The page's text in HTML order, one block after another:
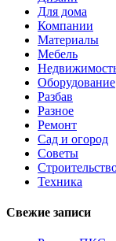
Для дома
Компании
Материалы
Мебель
Оборудование
Разбав
Разное
Ремонт
Сад и огород
Советы
Техника
Свежие записи